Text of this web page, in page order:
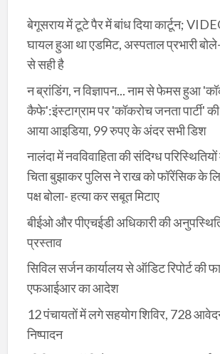
बेगूसराय में टूटे पैर में बांध दिया कार्टून;
घायल हुआ था एडमिट, अस्पताल प्रभारी
से सही है
न ब्रांडिंग, न विज्ञापन... नाम से फेमस हुआ
कैफे':इंस्टाग्राम पर 'कॉकरोच जनता पार्टी'
आया आइडिया, 99 रुपए के अंदर सभी डिश
नालंदा में नवविवाहिता की संदिग्ध
चिता बुझाकर पुलिस ने राख को फॉरेंसिक के
पक्ष बोला- हत्या कर सबूत मिटाए
बीईओ और पीएचईडी अधिकारी की
प्रस्ताव
सिविल सर्जन कार्यालय से ऑडिट रिपोर्ट की
एफआईआर का आदेश
12 पंचायतों में लगे सहयोग शिविर, 728
निष्पादन